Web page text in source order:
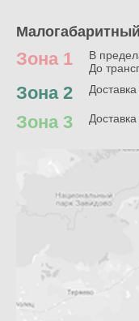
Зона 1 В
До
Зона 2
Зона 3